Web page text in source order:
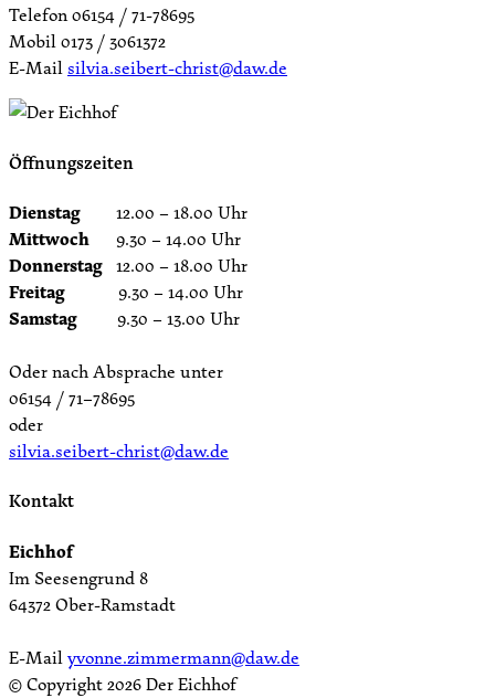
Telefon 06154 / 71-78695
Mobil 0173 / 3061372
E-Mailsilvia.seibert-christ@daw.de
Öffnungszeiten
Dienstag 12.00 – 18.00 Uhr
Mittwoch 9.30 – 14.00 Uhr
Donnerstag 12.00 – 18.00 Uhr
Freitag 9.30 – 14.00 Uhr
Samstag 9.30 – 13.00 Uhr
Oder nach Absprache unter
06154 / 71–78695
oder
silvia.seibert-christ@daw.de
Kontakt
Eichhof
Im Seesengrund 8
64372 Ober-Ramstadt
E-Mailyvonne.zimmermann@daw.de
© Copyright2026 Der Eichhof